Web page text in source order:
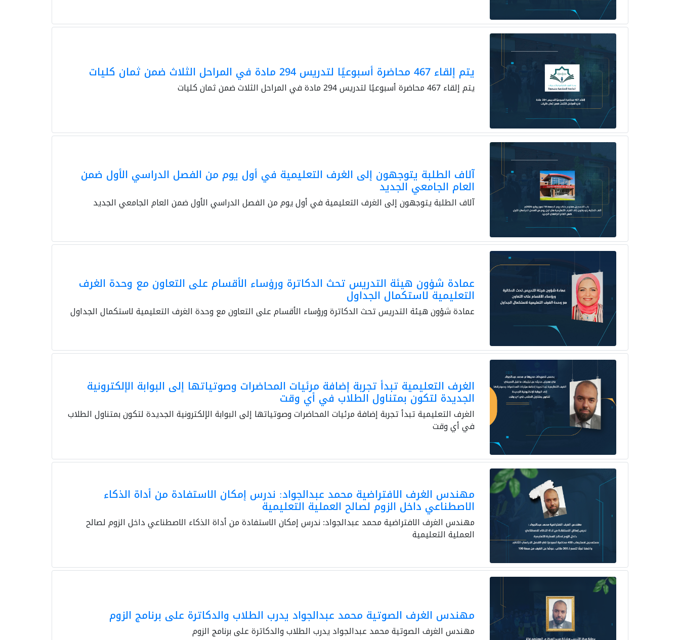
يتم إلقاء 467 محاضرة أسبوعيًا لتدريس 294 مادة في المراحل الثلاث ضمن ثمان كليات
يتم إلقاء 467 محاضرة أسبوعيًا لتدريس 294 مادة في المراحل الثلاث ضمن ثمان كليات
آلاف الطلبة يتوجهون إلى الغرف التعليمية في أول يوم من الفصل الدراسي الأول ضمن
العام الجامعي الجديد
آلاف الطلبة يتوجهون إلى الغرف التعليمية في أول يوم من الفصل الدراسي الأول ضمن العام الجامعي الجديد
عمادة شؤون هيئة التدريس تحث الدكاترة ورؤساء الأقسام على التعاون مع وحدة الغرف
التعليمية لاستكمال الجداول
عمادة شؤون هيئة التدريس تحث الدكاترة ورؤساء الأقسام على التعاون مع وحدة الغرف التعليمية لاستكمال الجداول
الغرف التعليمية تبدأ تجربة إضافة مرئيات المحاضرات وصوتياتها إلى البوابة الإلكترونية
الجديدة لتكون بمتناول الطلاب في أي وقت
الغرف التعليمية تبدأ تجربة إضافة مرئيات المحاضرات وصوتياتها إلى البوابة الإلكترونية الجديدة لتكون بمتناول الطلاب
في أي وقت
مهندس الغرف الافتراضية محمد عبدالجواد: ندرس إمكان الاستفادة من أداة الذكاء
الاصطناعي داخل الزوم لصالح العملية التعليمية
مهندس الغرف الافتراضية محمد عبدالجواد: ندرس إمكان الاستفادة من أداة الذكاء الاصطناعي داخل الزوم لصالح
العملية التعليمية
مهندس الغرف الصوتية محمد عبدالجواد يدرب الطلاب والدكاترة على برنامج الزوم
مهندس الغرف الصوتية محمد عبدالجواد يدرب الطلاب والدكاترة على برنامج الزوم